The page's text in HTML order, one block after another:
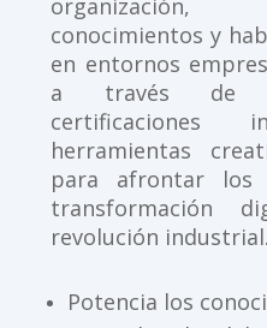
conocimientos y
en entornos
a través de
certificaciones
herramientas
para afrontar
transformación
revolución industrial.
Potencia los